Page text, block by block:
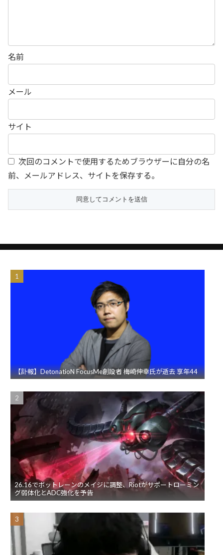
名前
メール
サイト
次回のコメントで使用するためブラウザーに自分の名
前、メールアドレス、サイトを保存する。
【訃報】DetonatioN FocusMe創設者 梅崎伸幸氏が逝去 享年44
26.16でボットレーンのメイジに調整、Riotがサポートローミン
グ弱体化とADC強化を予告